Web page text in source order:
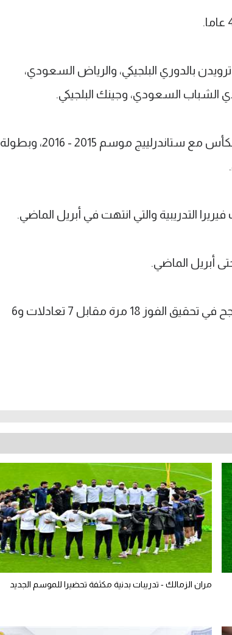
بالدوري البلجيكي، والرياض السعودي،
الشباب السعودي، وجينك البلجيكي.
وتوج المدرب البلجيكي خلال مسيرته ببطولة الكأس مع ستاندرلييج موسم 2015 - 2016، وبطولة
التدريبية والتي انتهت في أبريل الماضي.
وقاد فيريرا 31 مباراة في الموسم المنقضي ونجح في تحقيق الفوز 18 مرة مقابل 7 تعادلات و6
مران الزمالك - تدريبات بدنية مكثفة تحضيرا للموسم الجديد